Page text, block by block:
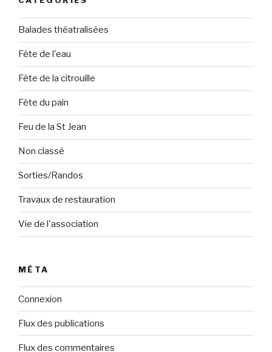
Balades théatralisées
Fête de l'eau
Fête de la citrouille
Fête du pain
Feu de la St Jean
Non classé
Sorties/Randos
Travaux de restauration
Vie de l'association
MÉTA
Connexion
Flux des publications
Flux des commentaires